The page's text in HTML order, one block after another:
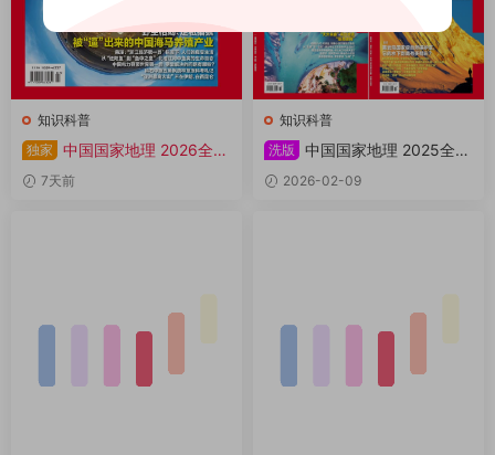
知识科普
独家
中国国家地理 2026全年
1-12月共12期 PDF
7天前
知识科普
洗版
中国国家地理 2025全年
共12本 PDF
2026-02-09